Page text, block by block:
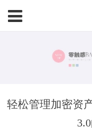
轻松管理加密资